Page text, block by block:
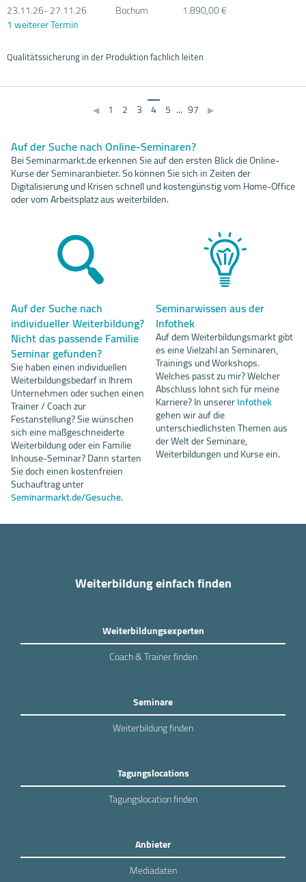
23.11.26- 27.11.26 Bochum
1.890,00 €
1 weiterer Termin
Qualitätssicherung in der Produktion fachlich leiten
◀ 1 2 3 4 5 ... 97 ▶
Auf der Suche nach Online-Seminaren?
Bei Seminarmarkt.de erkennen Sie auf den ersten Blick die Online-
Kurse der Seminaranbieter. So können Sie sich in Zeiten der
Digitalisierung und Krisen schnell und kostengünstig vom Home-Office
oder vom Arbeitsplatz aus weiterbilden.
Auf der Suche nach
individueller Weiterbildung?
Nicht das passende Familie
Seminar gefunden?
Sie haben einen individuellen
Weiterbildungsbedarf in Ihrem
Unternehmen oder suchen einen
Trainer / Coach zur
Festanstellung? Sie wünschen
sich eine maßgeschneiderte
Weiterbildung oder ein Familie
Inhouse-Seminar? Dann starten
Sie doch einen kostenfreien
Suchauftrag unter
Seminarmarkt.de/Gesuche.
Seminarwissen aus der
Infothek
Auf dem Weiterbildungsmarkt gibt
es eine Vielzahl an Seminaren,
Trainings und Workshops.
Welches passt zu mir? Welcher
Abschluss lohnt sich für meine
Karriere? In unsererInfothek
gehen wir auf die
unterschiedlichsten Themen aus
der Welt der Seminare,
Weiterbildungen und Kurse ein.
Weiterbildung einfach finden
Weiterbildungsexperten
Coach & Trainer finden
Seminare
Weiterbildung finden
Tagungslocations
Tagungslocation finden
Anbieter
Mediadaten